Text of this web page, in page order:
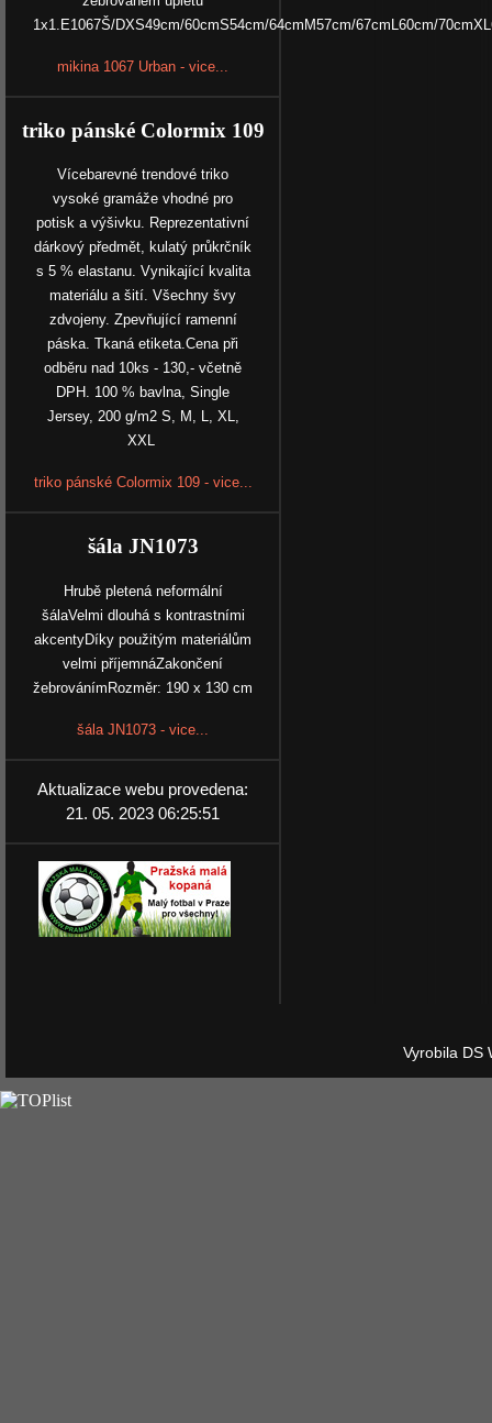
1x1.E1067Š/DXS49cm/60cmS54cm/64cmM57cm/67cmL60cm/
mikina 1067 Urban - vice...
triko pánské Colormix 109
Vícebarevné trendové triko
vysoké gramáže vhodné pro
potisk a výšivku. Reprezentativní
dárkový předmět, kulatý průkrčník
s 5 % elastanu. Vynikající kvalita
materiálu a šití. Všechny švy
zdvojeny. Zpevňující ramenní
páska. Tkaná etiketa.Cena při
odběru nad 10ks - 130,- včetně
DPH. 100 % bavlna, Single
Jersey, 200 g/m2 S, M, L, XL,
XXL
triko pánské Colormix 109 - vice...
šála JN1073
Hrubě pletená neformální
šálaVelmi dlouhá s kontrastními
akcentyDíky použitým materiálům
velmi příjemnáZakončení
žebrovánímRozměr: 190 x 130 cm
šála JN1073 - vice...
Aktualizace webu provedena:
21. 05. 2023 06:25:51
Vyrobila DS